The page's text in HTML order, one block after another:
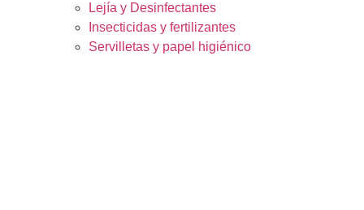
Lejía y Desinfectantes
Insecticidas y fertilizantes
Servilletas y papel higiénico